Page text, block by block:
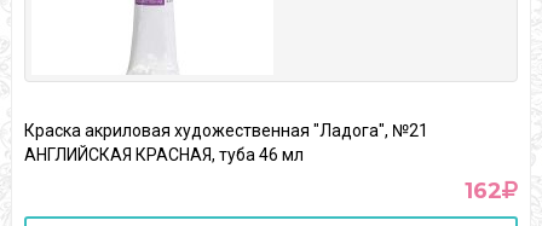
Краска акриловая художественная "Ладога", №21
АНГЛИЙСКАЯ КРАСНАЯ, туба 46 мл
162